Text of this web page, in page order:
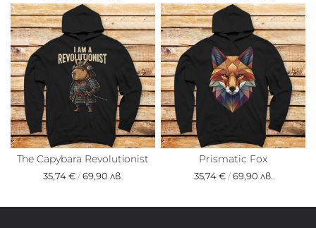
The Capybara Revolutionist
35,74 €/69,90 лв.
Prismatic Fox
35,74 €/69,90 лв.